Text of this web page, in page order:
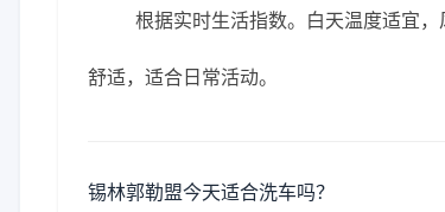
根据实时生活指数。白天温度适宜
舒适，适合日常活动。
锡林郭勒盟今天适合洗车吗？